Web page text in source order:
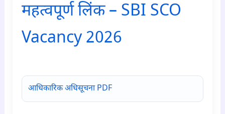
महत्वपूर्ण लिंक – SBI SCO
Vacancy 2026
आधिकारिक अधिसूचना PDF